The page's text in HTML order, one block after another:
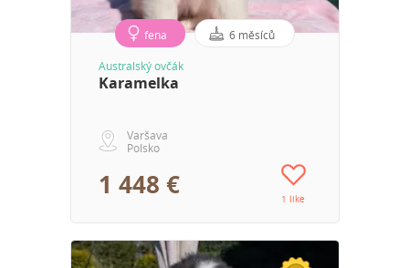
fena 6 měsíců
Australský ovčák
Karamelka
Varšava
Polsko
1 448 € 1 like